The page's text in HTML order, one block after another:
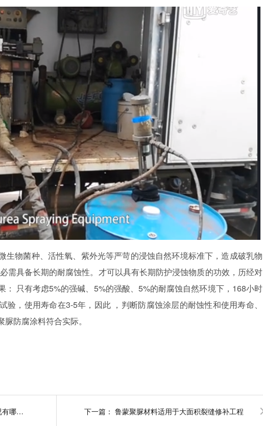
生物菌种、活性氧、紫外光等严苛的浸蚀自然环境标准下，造成破乳物
必需具备长期的耐腐蚀性。才可以具有长期防护浸蚀物质的功效，历经对
： 只有考虑5%的强碱、5%的强酸、5%的耐腐蚀自然环境下，168小时
，使用寿命在3-5年，因此 ，判断防腐蚀涂层的耐蚀性和使用寿命、
防腐涂料符合实际。
聚脲工程施工之中出现损耗的状况有哪些？ 下一篇： 鲁蒙聚脲材料适用于大面积裂缝修补工程